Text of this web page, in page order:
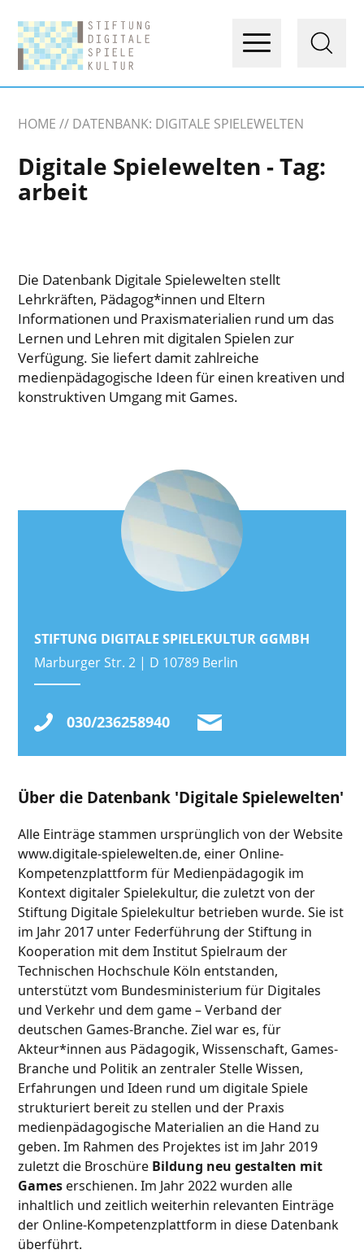
HOME DATENBANK: DIGITALE SPIELEWELTEN
Digitale Spielewelten - Tag:
arbeit
Die Datenbank Digitale Spielewelten stellt
Lehrkräften, Pädagog*innen und Eltern
Informationen und Praxismaterialien rund um das
Lernen und Lehren mit digitalen Spielen zur
Verfügung. Sie liefert damit zahlreiche
medienpädagogische Ideen für einen kreativen und
konstruktiven Umgang mit Games.
STIFTUNG DIGITALE SPIELEKULTUR GGMBH
Marburger Str. 2 | D 10789 Berlin
030/236258940
Über die Datenbank 'Digitale Spielewelten'
Alle Einträge stammen ursprünglich von der Website
www.digitale-spielewelten.de, einer Online-
Kompetenzplattform für Medienpädagogik im
Kontext digitaler Spielekultur, die zuletzt von der
Stiftung Digitale Spielekultur betrieben wurde. Sie ist
im Jahr 2017 unter Federführung der Stiftung in
Kooperation mit dem Institut Spielraum der
Technischen Hochschule Köln entstanden,
unterstützt vom Bundesministerium für Digitales
und Verkehr und dem game – Verband der
deutschen Games-Branche. Ziel war es, für
Akteur*innen aus Pädagogik, Wissenschaft, Games-
Branche und Politik an zentraler Stelle Wissen,
Erfahrungen und Ideen rund um digitale Spiele
strukturiert bereit zu stellen und der Praxis
medienpädagogische Materialien an die Hand zu
geben. Im Rahmen des Projektes ist im Jahr 2019
zuletzt die Broschüre Bildung neu gestalten mit
Games erschienen. Im Jahr 2022 wurden alle
inhaltlich und zeitlich weiterhin relevanten Einträge
der Online-Kompetenzplattform in diese Datenbank
überführt.